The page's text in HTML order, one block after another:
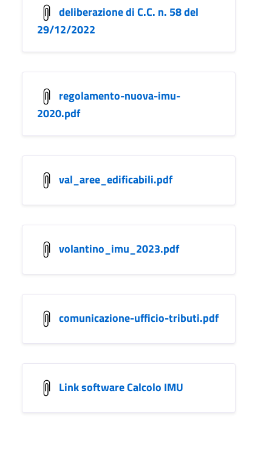
deliberazione di C.C. n. 58 del
29/12/2022
regolamento-nuova-imu-
2020.pdf
val_aree_edificabili.pdf
volantino_imu_2023.pdf
comunicazione-ufficio-tributi.pdf
Link software Calcolo IMU